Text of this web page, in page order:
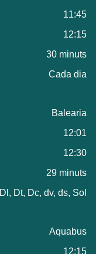
11:45
12:15
30 minuts
Cada dia
Balearia
12:01
12:30
29 minuts
Dl, Dt, Dc, dv, ds, Sol
Aquabus
12:15